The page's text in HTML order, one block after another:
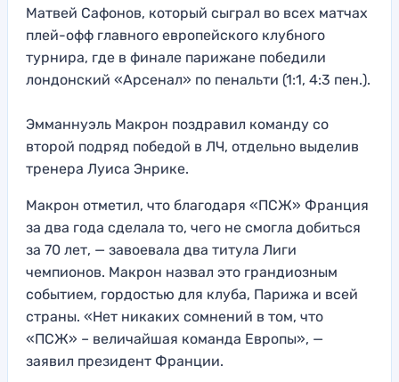
Матвей Сафонов, который сыграл во всех матчах
плей-офф главного европейского клубного
турнира, где в финале парижане победили
лондонский «Арсенал» по пенальти (1:1, 4:3 пен.).
Эмманнуэль Макрон поздравил команду со
второй подряд победой в ЛЧ, отдельно выделив
тренера Луиса Энрике.
Макрон отметил, что благодаря «ПСЖ» Франция
за два года сделала то, чего не смогла добиться
за 70 лет, — завоевала два титула Лиги
чемпионов. Макрон назвал это грандиозным
событием, гордостью для клуба, Парижа и всей
страны. «Нет никаких сомнений в том, что
«ПСЖ» – величайшая команда Европы», —
заявил президент Франции.